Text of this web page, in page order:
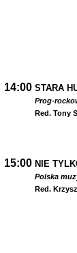
14:00 STARA
Prog-
Red. Tony
15:00 NIE
Polska
Red.